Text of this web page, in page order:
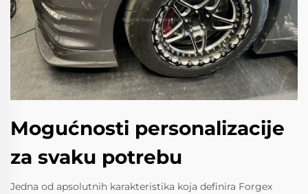
Mogućnosti personalizacije
za svaku potrebu
Jedna od apsolutnih karakteristika koja definira Forgex